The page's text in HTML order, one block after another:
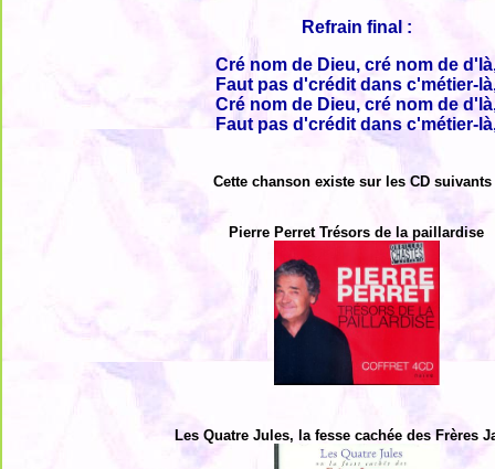
Refrain final :
Cré nom de Dieu, cré nom de
Faut pas d'crédit dans c'métier-
Cré nom de Dieu, cré nom de
Faut pas d'crédit dans c'métier-
Cette chanson existe sur les CD suivants
Pierre Perret Trésors de la paillardise
Les Quatre Jules, la fesse cachée des Frères